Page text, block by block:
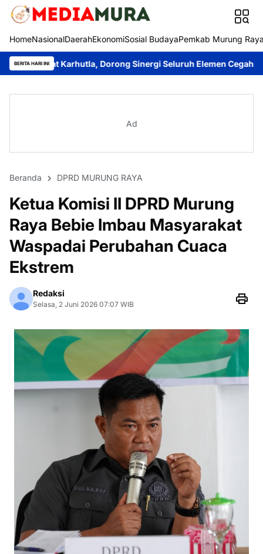
HomeNasionalDaerahEkonomiSosial BudayaPemkab Murung
BERITA HARI INI
Dorong Sinergi Seluruh Elemen Cegah Bencana
Ad
Beranda DPRD MURUNG RAYA
Ketua Komisi II DPRD Murung
Raya Bebie Imbau Masyarakat
Waspadai Perubahan Cuaca
Ekstrem
Redaksi
Selasa, 2 Juni 2026 07:07 WIB